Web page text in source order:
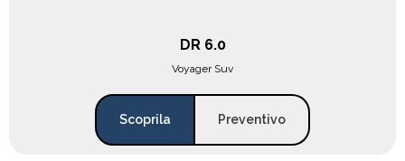
DR 6.0
Voyager Suv
Scoprila Preventivo